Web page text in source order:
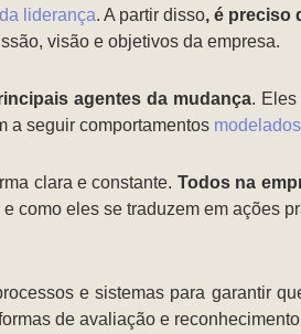
liderança. A partir disso, é preciso
visão e objetivos da empresa.
agentes da mudança.
a seguir comportamentos
clara e constante. Todos na
como eles se traduzem em ações
e sistemas para garantir
de avaliação e